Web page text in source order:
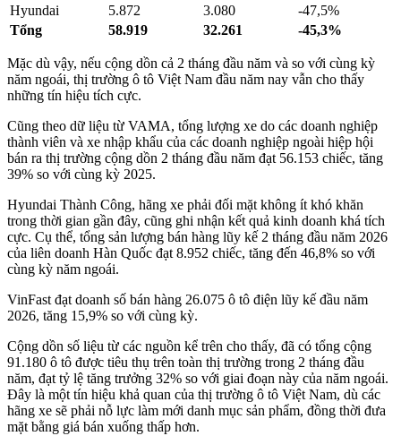
Hyundai
5.872 3.080
-47,5%
Tổng
58.919 32.261 -45,3%
Mặc dù vậy, nếu cộng dồn cả 2 tháng đầu năm và so với cùng kỳ
năm ngoái, thị trường ô tô Việt Nam đầu năm nay vẫn cho thấy
những tín hiệu tích cực.
Cũng theo dữ liệu từ VAMA, tổng lượng xe do các doanh nghiệp
thành viên và xe nhập khẩu của các doanh nghiệp ngoài hiệp hội
bán ra thị trường cộng dồn 2 tháng đầu năm đạt 56.153 chiếc, tăng
39% so với cùng kỳ 2025.
Hyundai Thành Công, hãng xe phải đối mặt không ít khó khăn
trong thời gian gần đây, cũng ghi nhận kết quả kinh doanh khá tích
cực. Cụ thể, tổng sản lượng bán hàng lũy kế 2 tháng đầu năm 2026
của liên doanh Hàn Quốc đạt 8.952 chiếc, tăng đến 46,8% so với
cùng kỳ năm ngoái.
VinFast đạt doanh số bán hàng 26.075 ô tô điện lũy kế đầu năm
2026, tăng 15,9% so với cùng kỳ.
Cộng dồn số liệu từ các nguồn kể trên cho thấy, đã có tổng cộng
91.180 ô tô được tiêu thụ trên toàn thị trường trong 2 tháng đầu
năm, đạt tỷ lệ tăng trưởng 32% so với giai đoạn này của năm ngoái.
Đây là một tín hiệu khả quan của thị trường ô tô Việt Nam, dù các
hãng xe sẽ phải nỗ lực làm mới danh mục sản phẩm, đồng thời đưa
mặt bằng giá bán xuống thấp hơn.